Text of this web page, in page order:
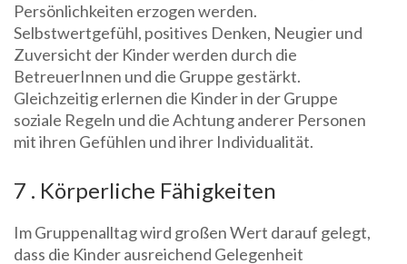
Persönlichkeiten erzogen werden.
Selbstwertgefühl, positives Denken, Neugier und
Zuversicht der Kinder werden durch die
BetreuerInnen und die Gruppe gestärkt.
Gleichzeitig erlernen die Kinder in der Gruppe
soziale Regeln und die Achtung anderer Personen
mit ihren Gefühlen und ihrer Individualität.
7 . Körperliche Fähigkeiten
Im Gruppenalltag wird großen Wert darauf gelegt,
dass die Kinder ausreichend Gelegenheit